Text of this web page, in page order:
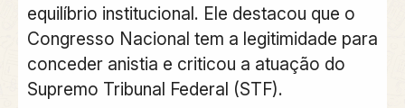
equilíbrio institucional. Ele destacou que o
Congresso Nacional tem a legitimidade para
conceder anistia e criticou a atuação do
Supremo Tribunal Federal (STF).